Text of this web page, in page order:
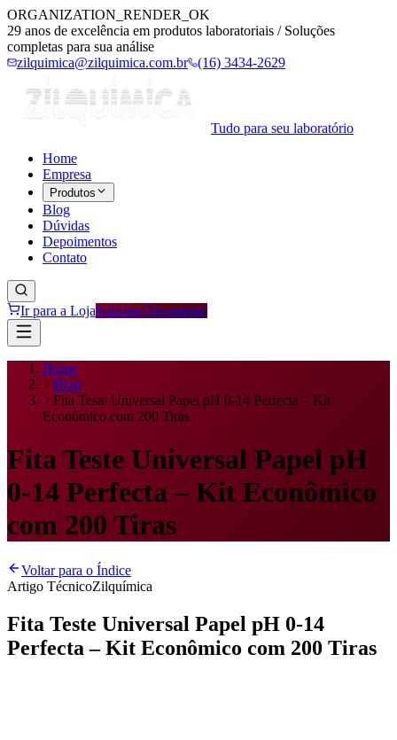
ORGANIZATION_RENDER_OK
29 anos de excelência em produtos laboratoriais / Soluções
completas para sua análise
zilquimica@zilquimica.com.br
(16) 3434-2629
Tudo para seu laboratório
Home
Empresa
Produtos
Blog
Dúvidas
Depoimentos
Contato
Ir para a LojaSolicitar Orçamento
Home
Blog
Fita Teste Universal Papel pH 0-14 Perfecta – Kit
Econômico com 200 Tiras
Fita Teste Universal Papel pH
0-14 Perfecta – Kit Econômico
com 200 Tiras
Voltar para o Índice
Artigo TécnicoZilquímica
Fita Teste Universal Papel pH 0-14
Perfecta – Kit Econômico com 200 Tiras